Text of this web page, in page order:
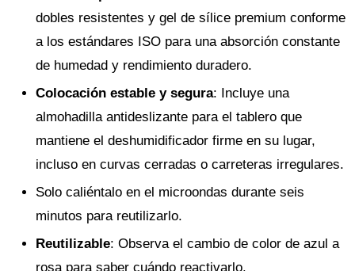
dobles resistentes y gel de sílice premium conforme
a los estándares ISO para una absorción constante
de humedad y rendimiento duradero.
Colocación estable y segura: Incluye una
almohadilla antideslizante para el tablero que
mantiene el deshumidificador firme en su lugar,
incluso en curvas cerradas o carreteras irregulares.
Solo caliéntalo en el microondas durante seis
minutos para reutilizarlo.
Reutilizable: Observa el cambio de color de azul a
rosa para saber cuándo reactivarlo.